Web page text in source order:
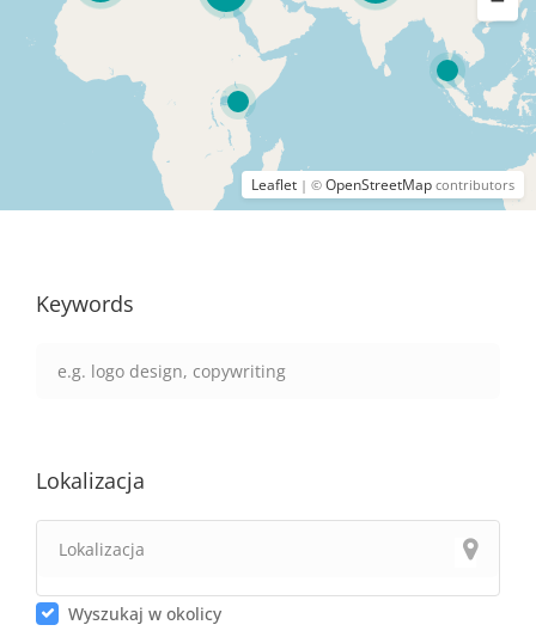
Leaflet | © OpenStreetMap contributors
Keywords
Lokalizacja
Wyszukaj w okolicy